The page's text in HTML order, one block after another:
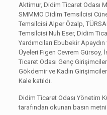
Aktimur, Didim Ticaret Odası
SMMMO Didim Temsilcisi
Temsilcisi Alper Özalp,
Temsilcisi Nuh Eser, Didim
Yardımcıları Ebubekir
Üyeleri Figen Cevrem Gürsoy,
Ticaret Odası Genç
Gökdemir ve Kadın
Kale katıldı.
Didim Ticaret Odası Yönetim
tarafından okunan basın